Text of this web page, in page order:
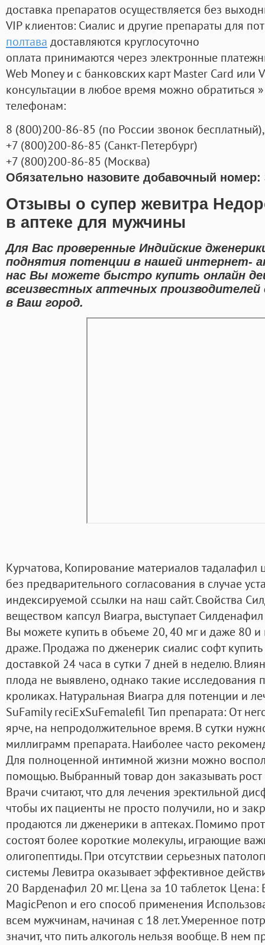
доставка препаратов осуществляется без
VIP клиентов: Сиалис и другие препараты для
полтава доставляются круглосуточно
оплата принимаются через электронные
Web Money и с банковских карт Master Card или
консультации в любое время можно обратиться
телефонам:
8 (800)200-86-85 (по России звонок бесплатный),
+7 (800)200-86-85 (Санкт-Петербург)
+7 (800)200-86-85 (Москва)
Обязательно назовите добавочный номер:
Отзывы о супер жевитра
в аптеке для мужчины
Для Вас проверенные Индийские
поднятия потенции в нашей интернет-
нас Вы можете быстро купить онлайн
всеизвестных аптечных
в Ваш город.
Курчатова, Копирование материалов тадалафил
без предварительного согласования в случае
индексируемой ссылки на наш сайт. Свойства
веществом капсул Виагра, выступает
Вы можете купить в объеме 20, 40 мг и даже 80
драже. Продажа по дженерик сиалис софт купить
доставкой 24 часа в сутки 7 дней в неделю.
плода не выявлено, однако такие исследования
кроликах. Натуральная Виагра для потенции и
SuFamily reciExSuFemalefil Тип препарата: От
ярче, на непродолжительное время. В сутки
миллиграмм препарата. Наиболее часто
Для полноценной интимной жизни можно
помощью. Выбранный товар дон заказывать
Врачи считают, что для лечения эректильной
чтобы их пациенты не просто получили, но и
продаются ли дженерики в аптеках. Помимо
состоят более короткие молекулы, играющие
олигопептиды. При отсутствии серьезных
системы Левитра оказывает эффективное
20 Варденафил 20 мг. Цена за 10 таблеток Цена:
MagicPenon и его способ применения
всем мужчинам, начиная с 18 лет. Умеренное
значит, что пить алкоголь нельзя вообще. В нем